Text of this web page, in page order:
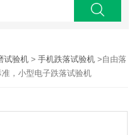
试验机 >手机跌落试验机 >自由落
，小型电子跌落试验机